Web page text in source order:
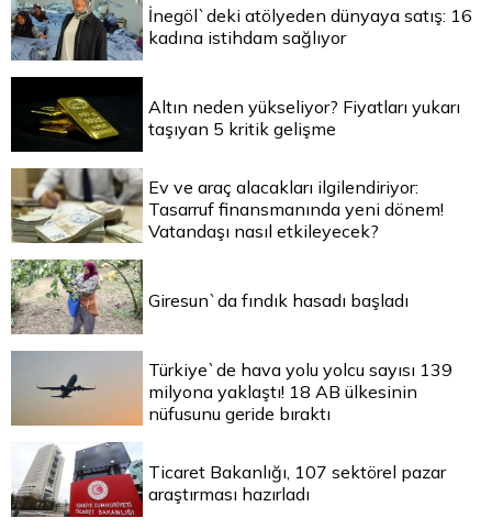
İnegöl`deki atölyeden dünyaya satış: 16
kadına istihdam sağlıyor
Altın neden yükseliyor? Fiyatları yukarı
taşıyan 5 kritik gelişme
Ev ve araç alacakları ilgilendiriyor:
Tasarruf finansmanında yeni dönem!
Vatandaşı nasıl etkileyecek?
Giresun`da fındık hasadı başladı
Türkiye`de hava yolu yolcu sayısı 139
milyona yaklaştı! 18 AB ülkesinin
nüfusunu geride bıraktı
Ticaret Bakanlığı, 107 sektörel pazar
araştırması hazırladı